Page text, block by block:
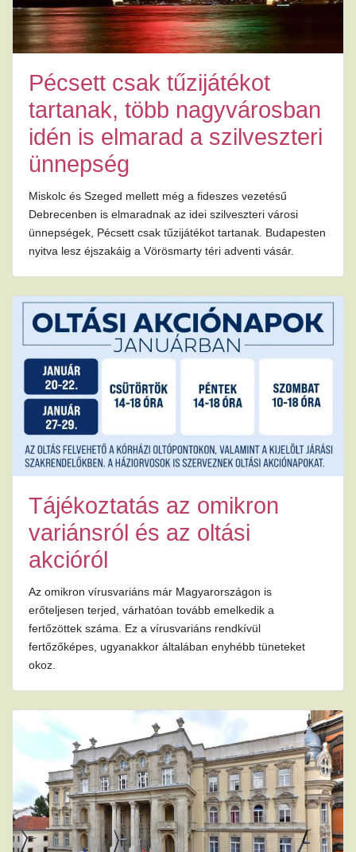
Pécsett csak tűzijátékot
tartanak, több nagyvárosban
idén is elmarad a szilveszteri
ünnepség
Miskolc és Szeged mellett még a fideszes vezetésű
Debrecenben is elmaradnak az idei szilveszteri városi
ünnepségek, Pécsett csak tűzijátékot tartanak. Budapesten
nyitva lesz éjszakáig a Vörösmarty téri adventi vásár.
Tájékoztatás az omikron
variánsról és az oltási
akcióról
Az omikron vírusvariáns már Magyarországon is
erőteljesen terjed, várhatóan tovább emelkedik a
fertőzöttek száma. Ez a vírusvariáns rendkívül
fertőzőképes, ugyanakkor általában enyhébb tüneteket
okoz.